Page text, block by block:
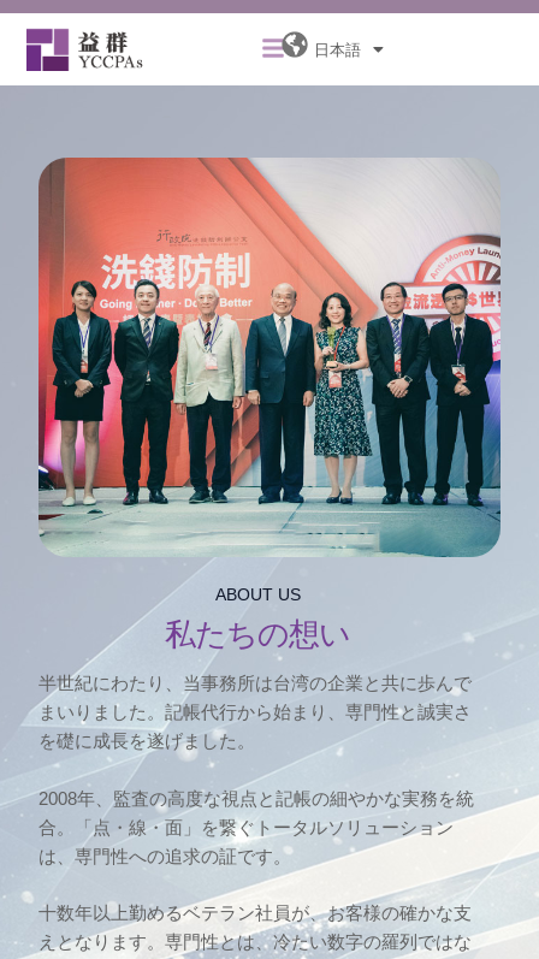
内
メ
ニ
ュ
日本語
ABOUT US
私たちの想い
半世紀にわたり、当事務所は台湾の企業と共に歩んで
まいりました。記帳代行から始まり、専門性と誠実さ
を礎に成長を遂げました。
2008年、監査の高度な視点と記帳の細やかな実務を統
合。「点・線・面」を繋ぐトータルソリューション
は、専門性への追求の証です。
十数年以上勤めるベテラン社員が、お客様の確かな支
えとなります。専門性とは、冷たい数字の羅列ではな